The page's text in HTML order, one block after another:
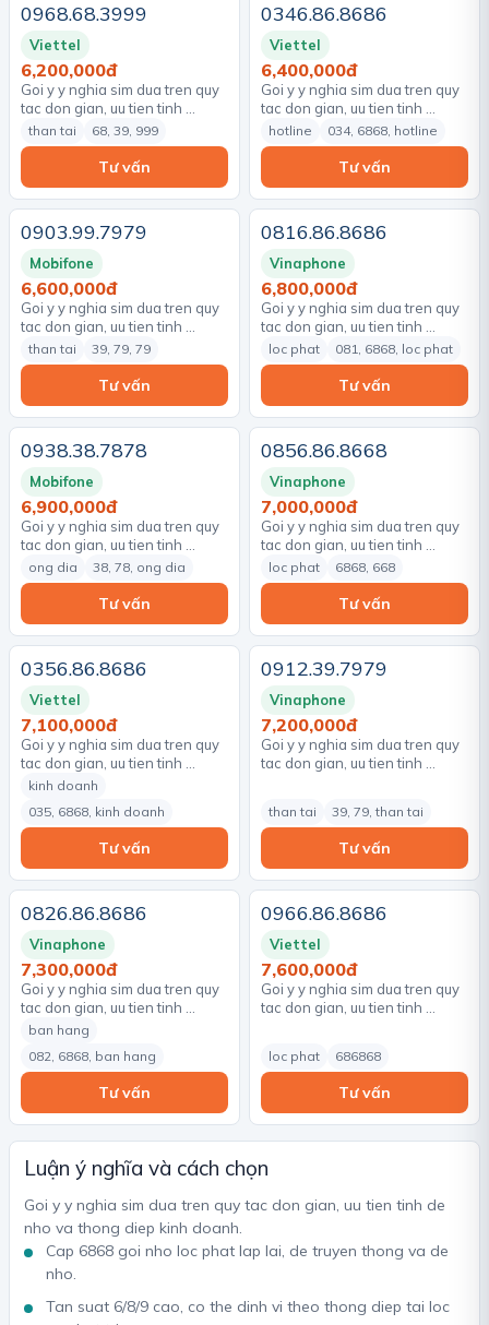
0968.68.3999
Viettel
6,200,000đ
Goi y y nghia sim dua tren quy
tac don gian, uu tien tinh …
than tai 68, 39, 999
Tư vấn
0346.86.8686
Viettel
6,400,000đ
Goi y y nghia sim dua tren quy
tac don gian, uu tien tinh …
hotline 034, 6868, hotline
Tư vấn
0903.99.7979
Mobifone
6,600,000đ
Goi y y nghia sim dua tren quy
tac don gian, uu tien tinh …
than tai 39, 79, 79
Tư vấn
0816.86.8686
Vinaphone
6,800,000đ
Goi y y nghia sim dua tren quy
tac don gian, uu tien tinh …
loc phat 081, 6868, loc phat
Tư vấn
0938.38.7878
Mobifone
6,900,000đ
Goi y y nghia sim dua tren quy
tac don gian, uu tien tinh …
ong dia 38, 78, ong dia
Tư vấn
0856.86.8668
Vinaphone
7,000,000đ
Goi y y nghia sim dua tren quy
tac don gian, uu tien tinh …
loc phat 6868, 668
Tư vấn
0356.86.8686
Viettel
7,100,000đ
Goi y y nghia sim dua tren quy
tac don gian, uu tien tinh …
kinh doanh
035, 6868, kinh doanh
Tư vấn
0912.39.7979
Vinaphone
7,200,000đ
Goi y y nghia sim dua tren quy
tac don gian, uu tien tinh …
than tai 39, 79, than tai
Tư vấn
0826.86.8686
Vinaphone
7,300,000đ
Goi y y nghia sim dua tren quy
tac don gian, uu tien tinh …
ban hang
082, 6868, ban hang
Tư vấn
0966.86.8686
Viettel
7,600,000đ
Goi y y nghia sim dua tren quy
tac don gian, uu tien tinh …
loc phat 686868
Tư vấn
Luận ý nghĩa và cách chọn
Goi y y nghia sim dua tren quy tac don gian, uu tien tinh de
nho va thong diep kinh doanh.
Cap 6868 goi nho loc phat lap lai, de truyen thong va de
nho.
Tan suat 6/8/9 cao, co the dinh vi theo thong diep tai loc